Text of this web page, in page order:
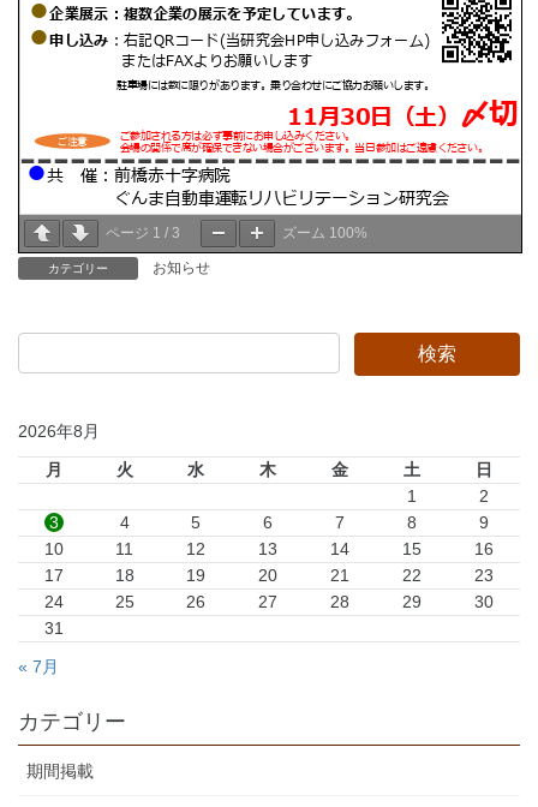
ページ 1 / 3 ズーム 100%
カテゴリー お知らせ
2026年8月
月 火 水 木 金 土
日
1
2
3
4 5 6 7 8
9
10
11 12 13 14 15
16
17
18 19 20 21 22
23
24
25 26 27 28 29
30
31
« 7月
カテゴリー
期間掲載